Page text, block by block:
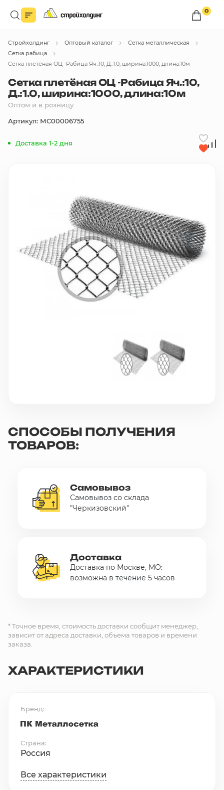
0
Войдите в личный кабинет
Вы сможете оформлять заказы
Каталог товаров
10 000 ₽
Минимальный заказ
+7(495) 988-86-47
sales@stroyholding.ru
Оплата
Все бренды
Стройхолдинг Оптовый каталог
Сетка металлическая
Сетка рабица
Сетка плетёная ОЦ -Рабица Яч.:10, Д.:1.0, ширина:1000, длина:10м
Сетка плетёная ОЦ -Рабица Яч.:10,
Д.:1.0, ширина:1000, длина:10м
Оптом и в розницу
Артикул: МС00006755
Доставка 1-2 дня
СПОСОБЫ ПОЛУЧЕНИЯ
ТОВАРОВ:
Самовывоз
Самовывоз со склада
"Черкизовский"
Доставка
Доставка по Москве, МО:
возможна в течение 5 часов
* Точное время, стоимость доставки сообщит менеджер,
зависит от адреса доставки, объема товаров и времени
заказа.
ХАРАКТЕРИСТИКИ
Бренд
Страна
Россия
Все характеристики